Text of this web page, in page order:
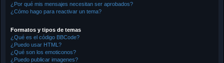
¿Por qué mis mensajes necesitan ser aprobados?
¿Cómo hago para reactivar un tema?
Formatos y tipos de temas
¿Qué es el código BBCode?
¿Puedo usar HTML?
¿Qué son los emoticonos?
¿Puedo publicar imagenes?